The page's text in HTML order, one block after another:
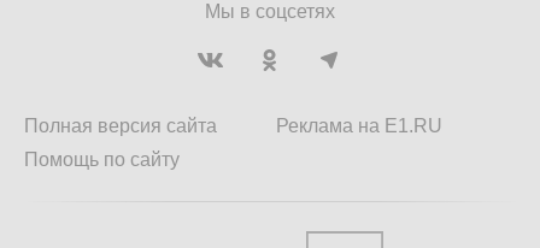
Мы в соцсетях
Полная версия сайта
Помощь по сайту
Реклама на E1.RU